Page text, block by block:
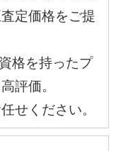
定価格をご提
格を持ったプ
評価。
せください。